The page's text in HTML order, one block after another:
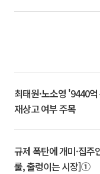
최태원·노소영 '9440
재상고 여부 주목
규제 폭탄에 개미·집
룰, 출렁이는 시장]①